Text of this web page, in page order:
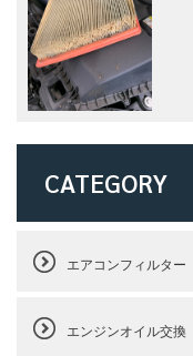
CATEGORY
エアコンフィルター
エンジンオイル交換